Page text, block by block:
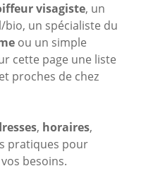
visagiste, un
un spécialiste du
ou un simple
cette page une liste
proches de chez
, horaires,
pratiques pour
besoins.